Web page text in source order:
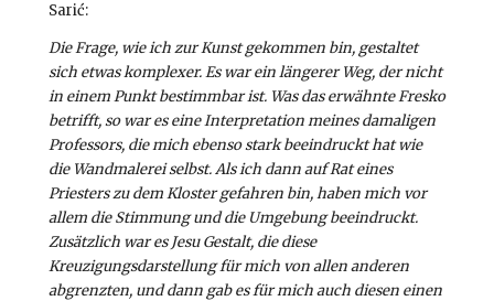
Sarić:
Die Frage, wie ich zur Kunst gekommen bin, gestaltet
sich etwas komplexer. Es war einlängerer Weg, der nicht
in einem Punkt bestimmbar ist. Was das erwähnte Fresko
betrifft, so war es eine Interpretation meines damaligen
Professors, die mich ebenso stark beeindruckt hat wie
die Wandmalerei selbst. Als ich dann auf Rat eines
Priesters zu dem Kloster gefahren bin, haben mich vor
allem die Stimmung und die Umgebung beeindruckt.
Zusätzlich war es Jesu Gestalt, die diese
Kreuzigungsdarstellung für mich von allen anderen
abgrenzten, und dann gab es für mich auch diesen einen